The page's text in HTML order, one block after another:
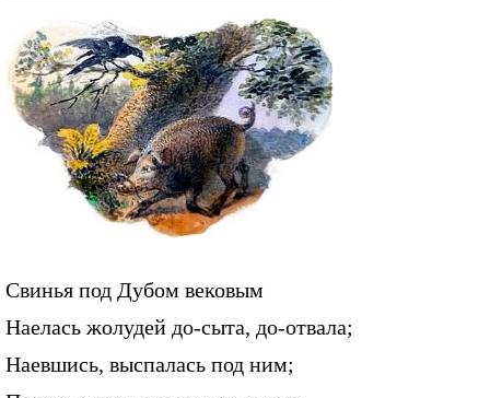
Свинья под Дубом вековым
Наелась жолудей до-сыта, до-отвала;
Наевшись, выспалась под ним;